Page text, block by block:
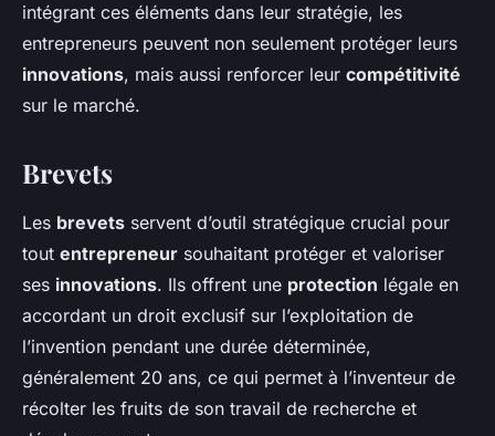
intégrant ces éléments dans leur stratégie, les
entrepreneurs peuvent non seulement protéger leurs
innovations, mais aussi renforcer leur compétitivité
sur le marché.
Brevets
Les brevets servent d’outil stratégique crucial pour
tout entrepreneur souhaitant protéger et valoriser
ses innovations. Ils offrent une protection légale en
accordant un droit exclusif sur l’exploitation de
l’invention pendant une durée déterminée,
généralement 20 ans, ce qui permet à l’inventeur de
récolter les fruits de son travail de recherche et